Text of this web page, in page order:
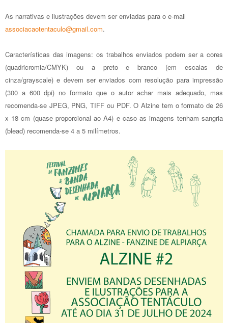
As narrativas e ilustrações devem ser enviadas para o e-mail
associacaotentaculo@gmail.com.
Características das imagens: os trabalhos enviados podem ser a cores
(quadricromia/CMYK) ou a preto e branco (em escalas de
cinza/grayscale) e devem ser enviados com resolução para impressão
(300 a 600 dpi) no formato que o autor achar mais adequado, mas
recomenda-se JPEG, PNG, TIFF ou PDF. O Alzine tem o formato de 26
x 18 cm (quase proporcional ao A4) e caso as imagens tenham sangria
(blead) recomenda-se 4 a 5 milímetros.